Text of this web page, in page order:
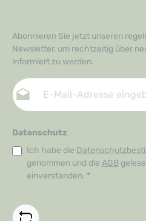
Abonnieren Sie jetzt unseren
Newsletter, um rechtzeitig über
informiert zu werden.
E-Mail-Adresse*
Datenschutz
Ich habe die
genommen und die AGB
einverstanden. *